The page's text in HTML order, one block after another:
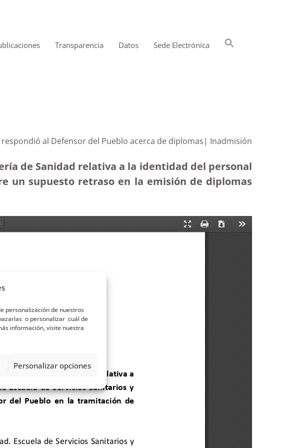
personalización de nuestros
o personalizar cuál de
información, visite nuestra
Personalizar opciones
Transparencia Datos Sede Electrónica
al Defensor del Pueblo acerca de diplomas| Inadmisión
de Sanidad relativa a la identidad del personal
un supuesto retraso en la emisión de diplomas